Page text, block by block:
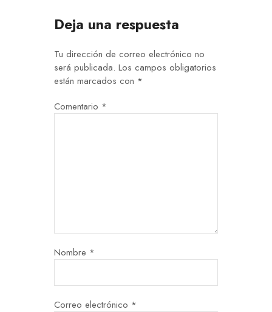
Deja una respuesta
Tu dirección de correo electrónico no
será publicada. Los campos obligatorios
están marcados con *
Comentario *
Nombre *
Correo electrónico *